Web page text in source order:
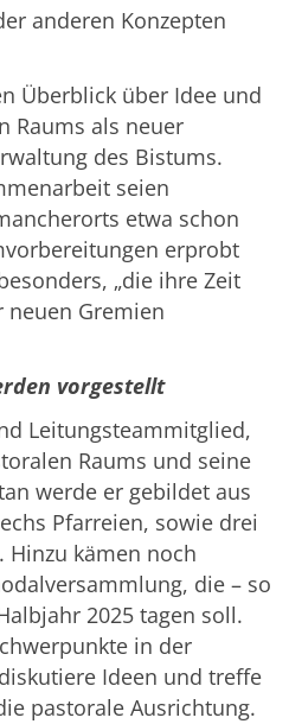
anderen Konzepten
Überblick über Idee und
Raums als neuer
des Bistums.
seien
etwa schon
erprobt
„die ihre Zeit
neuen Gremien
vorgestellt
Leitungsteammitglied,
Raums und seine
werde er gebildet aus
Pfarreien, sowie drei
kämen noch
die – so
2025 tagen soll.
in der
Ideen und treffe
pastorale Ausrichtung.